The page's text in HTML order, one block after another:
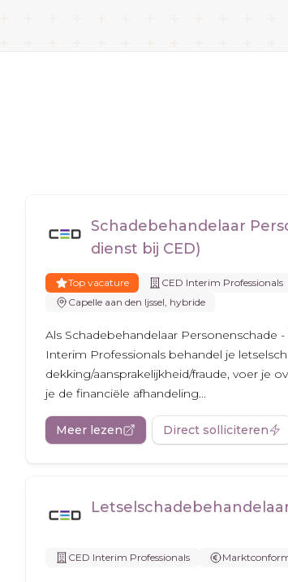
Schadebehandelaar
dienst bij CED)
Top vacature CED Interim Professionals
Capelle aan den Ijssel, hybride
Als Schadebehandelaar Personenschade
Interim Professionals behandel je
dekking/aansprakelijkheid/fraude, voer je
je de financiële afhandeling...
Meer lezen Direct solliciteren
CED Interim Professionals